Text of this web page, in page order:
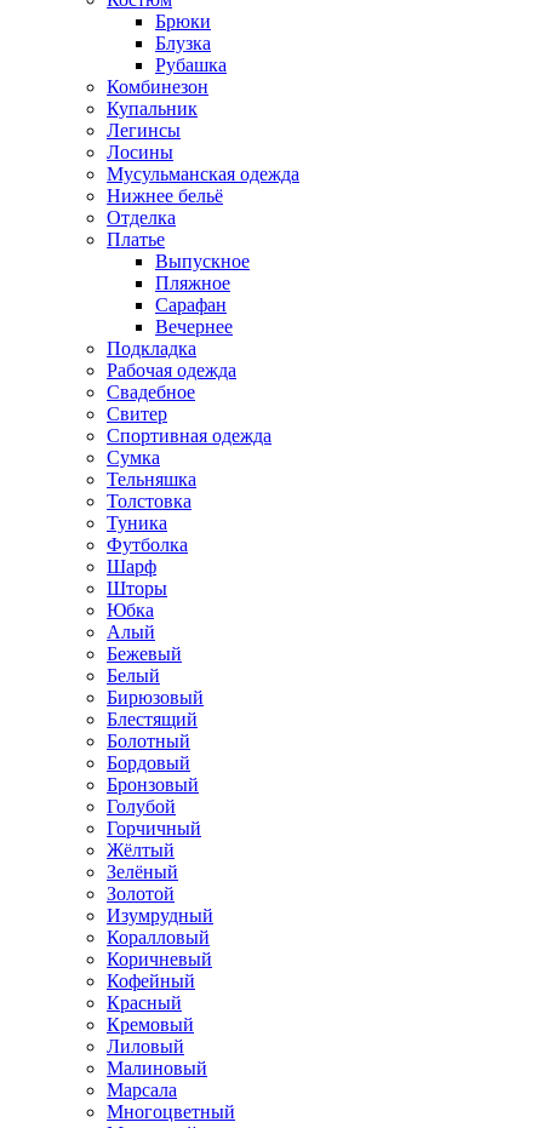
Брюки
Блузка
Рубашка
Комбинезон
Купальник
Легинсы
Лосины
Мусульманская одежда
Нижнее бельё
Отделка
Платье
Выпускное
Пляжное
Сарафан
Вечернее
Подкладка
Рабочая одежда
Свадебное
Свитер
Спортивная одежда
Сумка
Тельняшка
Толстовка
Туника
Футболка
Шарф
Шторы
Юбка
Алый
Бежевый
Белый
Бирюзовый
Блестящий
Болотный
Бордовый
Бронзовый
Голубой
Горчичный
Жёлтый
Зелёный
Золотой
Изумрудный
Коралловый
Коричневый
Кофейный
Красный
Кремовый
Лиловый
Малиновый
Марсала
Многоцветный